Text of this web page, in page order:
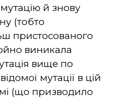
й знову
(тобто
пристосованого
виникала
вище по
мутації в цій
(що призводило